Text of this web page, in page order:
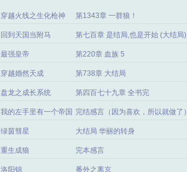
穿越火线之生化枪神 第1343章 一群狼！
回到天国当附马 第七百章 是结局,也是开始 (大结局)
最强皇帝 第220章 血族 5
穿越婚然天成 第738章 大结局
盘龙之成长系统 第四百七十九章 全书完
我的左手里有一个帝国 完结感言（因为喜欢，所以就做了）
绿茵彗星 大结局 华丽的转身
重生成狼 完本感言
洛阳锦 番外之离京